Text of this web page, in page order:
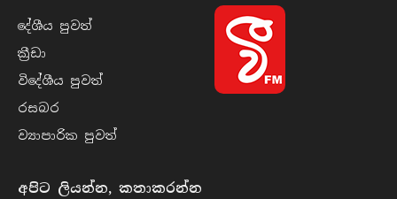
දේශීය පුව​ත්
ක්‍රී​ඩා
විදේශීය පුව​ත්
රසබ​ර
ව්‍යාපාරික පුව​ත්
අපිට ලියන්න, කතාකරන්න